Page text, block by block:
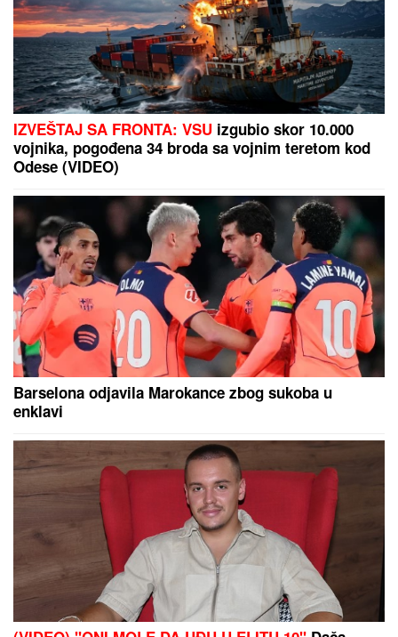
Danas je praznik USPENJA SVETE ANE, majke
URADE OVO za potomstvo i harmoničan brak